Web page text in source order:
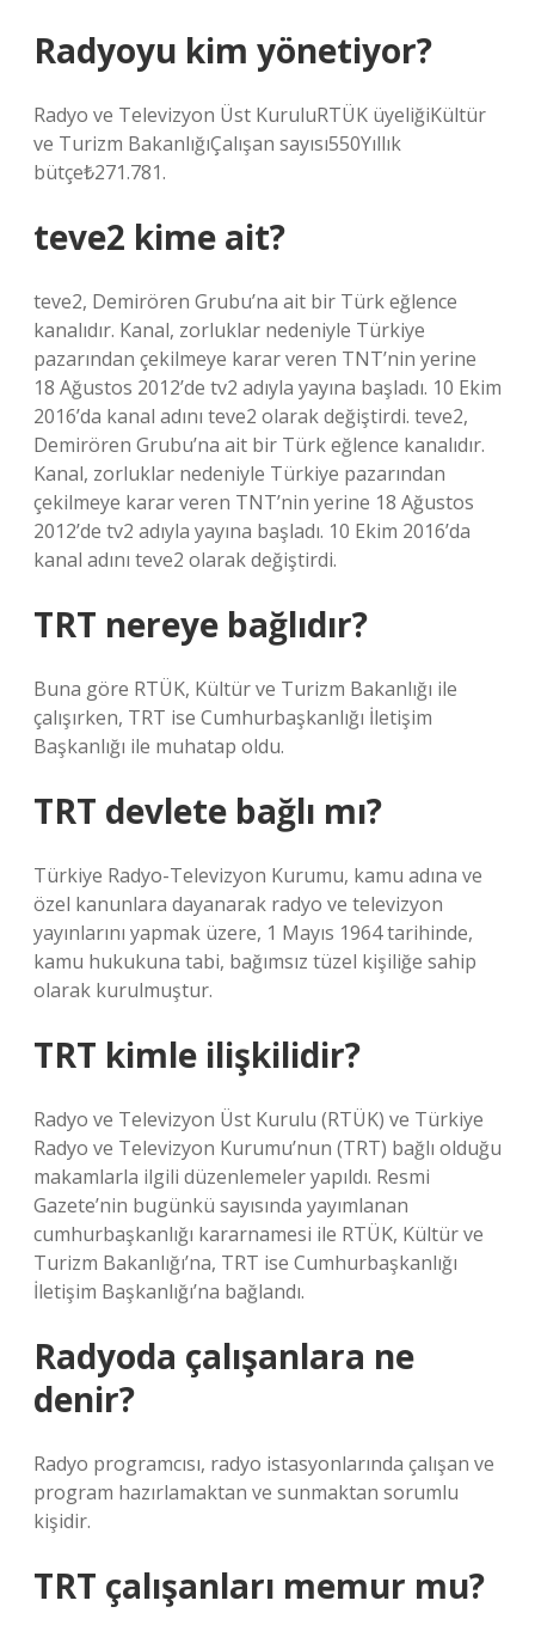
Radyoyu kim yönetiyor?
Radyo ve Televizyon Üst KuruluRTÜK üyeliğiKültür
ve Turizm BakanlığıÇalışan sayısı550Yıllık
bütçe₺271.781.
teve2 kime ait?
teve2, Demirören Grubu’na ait bir Türk eğlence
kanalıdır. Kanal, zorluklar nedeniyle Türkiye
pazarından çekilmeye karar veren TNT’nin yerine
18 Ağustos 2012’de tv2 adıyla yayına başladı. 10 Ekim
2016’da kanal adını teve2 olarak değiştirdi. teve2,
Demirören Grubu’na ait bir Türk eğlence kanalıdır.
Kanal, zorluklar nedeniyle Türkiye pazarından
çekilmeye karar veren TNT’nin yerine 18 Ağustos
2012’de tv2 adıyla yayına başladı. 10 Ekim 2016’da
kanal adını teve2 olarak değiştirdi.
TRT nereye bağlıdır?
Buna göre RTÜK, Kültür ve Turizm Bakanlığı ile
çalışırken, TRT ise Cumhurbaşkanlığı İletişim
Başkanlığı ile muhatap oldu.
TRT devlete bağlı mı?
Türkiye Radyo-Televizyon Kurumu, kamu adına ve
özel kanunlara dayanarak radyo ve televizyon
yayınlarını yapmak üzere, 1 Mayıs 1964 tarihinde,
kamu hukukuna tabi, bağımsız tüzel kişiliğe sahip
olarak kurulmuştur.
TRT kimle ilişkilidir?
Radyo ve Televizyon Üst Kurulu (RTÜK) ve Türkiye
Radyo ve Televizyon Kurumu’nun (TRT) bağlı olduğu
makamlarla ilgili düzenlemeler yapıldı. Resmi
Gazete’nin bugünkü sayısında yayımlanan
cumhurbaşkanlığı kararnamesi ile RTÜK, Kültür ve
Turizm Bakanlığı’na, TRT ise Cumhurbaşkanlığı
İletişim Başkanlığı’na bağlandı.
Radyoda çalışanlara ne
denir?
Radyo programcısı, radyo istasyonlarında çalışan ve
program hazırlamaktan ve sunmaktan sorumlu
kişidir.
TRT çalışanları memur mu?